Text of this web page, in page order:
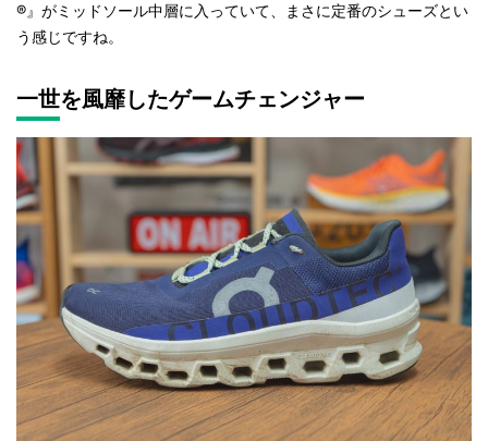
®』がミッドソール中層に入っていて、まさに定番のシューズとい
う感じですね。
一世を風靡したゲームチェンジャー